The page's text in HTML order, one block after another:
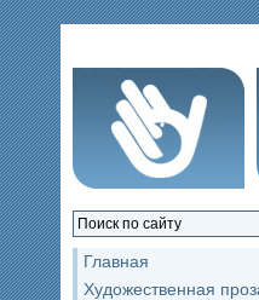
Главная
Художественная